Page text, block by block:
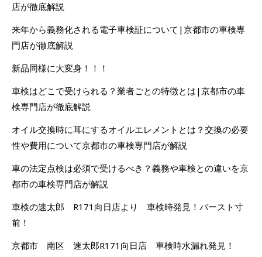
店が徹底解説
来年から義務化される電子車検証について|京都市の車検専
門店が徹底解説
新品同様に大変身！！！
車検はどこで受けられる？業者ごとの特徴とは|京都市の車
検専門店が徹底解説
オイル交換時に耳にするオイルエレメントとは？交換の必要
性や費用について京都市の車検専門店が解説
車の法定点検は必須で受けるべき？義務や車検との違いを京
都市の車検専門店が解説
車検の速太郎 R171向日店より 車検時発見！バースト寸
前！
京都市 南区 速太郎R171向日店 車検時水漏れ発見！